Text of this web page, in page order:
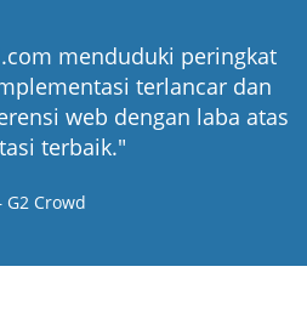
menduduki peringkat
terlancar dan
web dengan laba atas
terbaik."
G2 Crowd